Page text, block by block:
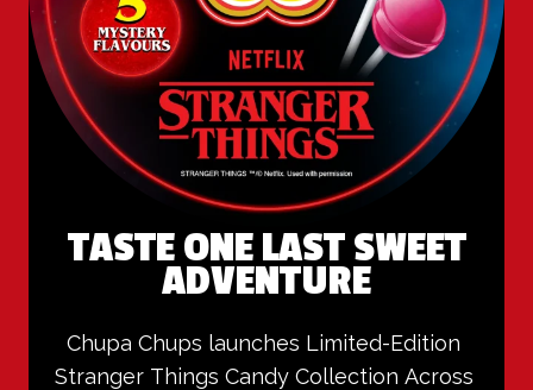
TASTE ONE LAST SWEET
ADVENTURE
Chupa Chups launches Limited-Edition
Stranger Things Candy Collection Across